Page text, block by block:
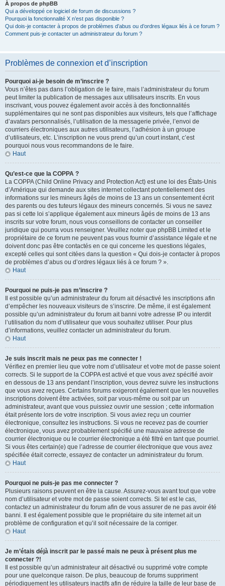
À propos de phpBB
Qui a développé ce logiciel de forum de discussions ?
Pourquoi la fonctionnalité X n’est pas disponible ?
Qui dois-je contacter à propos de problèmes d’abus ou d’ordres légaux liés à ce forum ?
Comment puis-je contacter un administrateur du forum ?
Problèmes de connexion et d’inscription
Pourquoi ai-je besoin de m’inscrire ?
Vous n’êtes pas dans l’obligation de le faire, mais l’administrateur du forum
peut limiter la publication de messages aux utilisateurs inscrits. En vous
inscrivant, vous pouvez également avoir accès à des fonctionnalités
supplémentaires qui ne sont pas disponibles aux visiteurs, tels que l’affichage
d’avatars personnalisés, l’utilisation de la messagerie privée, l’envoi de
courriers électroniques aux autres utilisateurs, l’adhésion à un groupe
d’utilisateurs, etc. L’inscription ne vous prend qu’un court instant, c’est
pourquoi nous vous recommandons de le faire.
Haut
Qu’est-ce que la COPPA ?
La COPPA (Child Online Privacy and Protection Act) est une loi des États-Unis
d’Amérique qui demande aux sites internet collectant potentiellement des
informations sur les mineurs âgés de moins de 13 ans un consentement écrit
des parents ou des tuteurs légaux des mineurs concernés. Si vous ne savez
pas si cette loi s’applique également aux mineurs âgés de moins de 13 ans
inscrits sur votre forum, nous vous conseillons de contacter un conseiller
juridique qui pourra vous renseigner. Veuillez noter que phpBB Limited et le
propriétaire de ce forum ne peuvent pas vous fournir d’assistance légale et ne
doivent donc pas être contactés en ce qui concerne les questions légales,
excepté celles qui sont citées dans la question « Qui dois-je contacter à propos
de problèmes d’abus ou d’ordres légaux liés à ce forum ? ».
Haut
Pourquoi ne puis-je pas m’inscrire ?
Il est possible qu’un administrateur du forum ait désactivé les inscriptions afin
d’empêcher les nouveaux visiteurs de s’inscrire. De même, il est également
possible qu’un administrateur du forum ait banni votre adresse IP ou interdit
l’utilisation du nom d’utilisateur que vous souhaitez utiliser. Pour plus
d’informations, veuillez contacter un administrateur du forum.
Haut
Je suis inscrit mais ne peux pas me connecter !
Vérifiez en premier lieu que votre nom d’utilisateur et votre mot de passe soient
corrects. Si le support de la COPPA est activé et que vous avez spécifié avoir
en dessous de 13 ans pendant l’inscription, vous devrez suivre les instructions
que vous avez reçues. Certains forums exigeront également que les nouvelles
inscriptions doivent être activées, soit par vous-même ou soit par un
administrateur, avant que vous puissiez ouvrir une session ; cette information
était présente lors de votre inscription. Si vous aviez reçu un courrier
électronique, consultez les instructions. Si vous ne recevez pas de courrier
électronique, vous avez probablement spécifié une mauvaise adresse de
courrier électronique ou le courrier électronique a été filtré en tant que pourriel.
Si vous êtes certain(e) que l’adresse de courrier électronique que vous avez
spécifiée était correcte, essayez de contacter un administrateur du forum.
Haut
Pourquoi ne puis-je pas me connecter ?
Plusieurs raisons peuvent en être la cause. Assurez-vous avant tout que votre
nom d’utilisateur et votre mot de passe soient corrects. Si tel est le cas,
contactez un administrateur du forum afin de vous assurer de ne pas avoir été
banni. Il est également possible que le propriétaire du site internet ait un
problème de configuration et qu’il soit nécessaire de la corriger.
Haut
Je m’étais déjà inscrit par le passé mais ne peux à présent plus me
connecter ?!
Il est possible qu’un administrateur ait désactivé ou supprimé votre compte
pour une quelconque raison. De plus, beaucoup de forums suppriment
périodiquement les utilisateurs inactifs afin de réduire la taille de leur base de